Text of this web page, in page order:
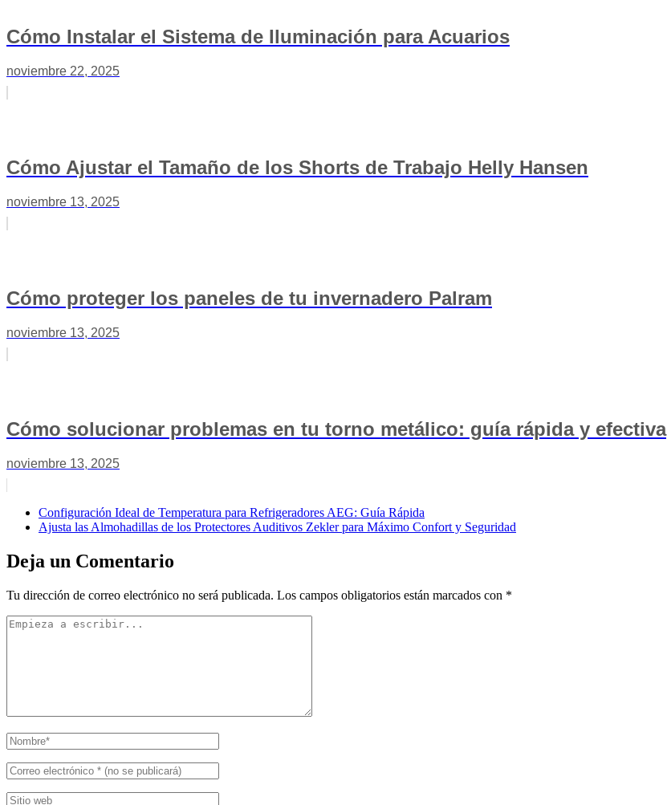
Cómo Instalar el Sistema de Iluminación para Acuarios
noviembre 22, 2025
Cómo Ajustar el Tamaño de los Shorts de Trabajo Helly Hansen
noviembre 13, 2025
Cómo proteger los paneles de tu invernadero Palram
noviembre 13, 2025
Cómo solucionar problemas en tu torno metálico: guía rápida y efectiva
noviembre 13, 2025
Configuración Ideal de Temperatura para Refrigeradores AEG: Guía Rápida
Ajusta las Almohadillas de los Protectores Auditivos Zekler para Máximo Confort y Seguridad
Deja un Comentario
Tu dirección de correo electrónico no será publicada. Los campos obligatorios están marcados con *